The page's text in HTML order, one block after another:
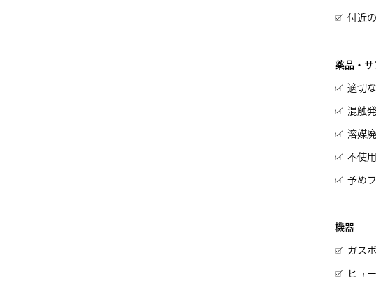
付近
薬品・サ
適切
混触
溶媒
不使
予め
機器
ガス
ヒュ